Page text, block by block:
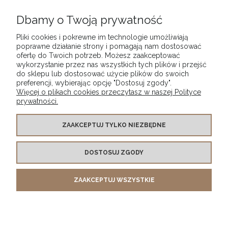
§ 1 DEFINICJE
Konsument– Usługobiorca będący osobą fizyczną, który
zawarł na podstawie Regulaminu umowę o prowadzenie Konta
lub podejmuje czynności zmierzające do jej zawarcia, bez
bezpośredniego związku z jego działalnością gospodarczą lub
zawodową.
Konto– usługa cyfrowa w rozumieniu Ustawy o prawach
przez Usługodawcę na rzecz Usługobiorcy, dzięki której
Usługobiorca może skorzystać z dodatkowych funkcji w
osobą fizyczną zawierającą na podstawie Regulaminu umowę o
prowadzenie Konta (lub podejmującą czynności zmierzające
Dbamy o Twoją prywatność
Pliki cookies i pokrewne im technologie umożliwiają
poprawne działanie strony i pomagają nam dostosować
ofertę do Twoich potrzeb. Możesz zaakceptować
wykorzystanie przez nas wszystkich tych plików i przejść
do sklepu lub dostosować użycie plików do swoich
preferencji, wybierając opcję "Dostosuj zgody".
Więcej o plikach cookies przeczytasz w naszej Polityce
prywatności.
ZAAKCEPTUJ TYLKO NIEZBĘDNE
DOSTOSUJ ZGODY
ZAAKCEPTUJ WSZYSTKIE